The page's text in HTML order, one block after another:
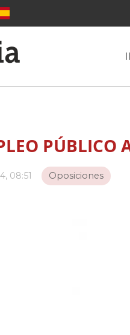
PÚBLICO
08:51 Oposiciones